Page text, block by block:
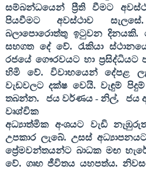
සම්බන්ධයෙන් ප්‍රීති වීමට
පියවීමට අවස්ථාව
බලාපොරොත්තු ඉටුවන දිනයකි.
සහගත දේ වේ. රැකියා
රජයේ ගෞරවයට හා ප්‍රසිද්ධියට
හිමි වේ. විවාහයෙන් දේපළ
වැඩවලට දක්ෂ වෙයි. වැඳුම්
තබන්න. ජය වර්ණය - නිල්, ජය
වෘශ්චික
අධ්‍යාත්මික අංශයට වැඩි
උපකාර ලැබේ. උසස්
ප්‍රේමවන්තයන්ට බාධක මඟ
වේ. ගෘහ ජීවිතය යහපත්ය.